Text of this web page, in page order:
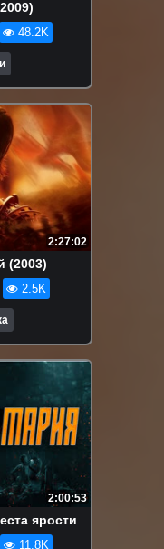
(2009)
48.2K
2:27:02
(2003)
2.5K
2:00:53
ярости
11.8K